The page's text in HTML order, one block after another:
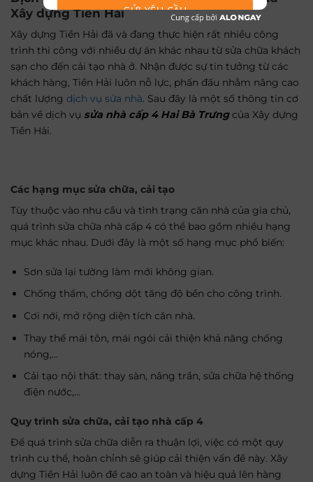
Xây dựng Tiền Hải
Xây dựng Tiền Hải đã và đang thực hiện rất nhiều công
trình thi công với nhiều dự án khác nhau từ sửa chữa khách
sạn cho đến cải tạo nhà ở. Nhận được sự tin tưởng từ các
khách hàng, Tiền Hải luôn nỗ lực, phấn đấu nhằm nâng cao
chất lượng dịch vụ sửa nhà. Sau đây là một số thông tin cơ
bản về dịch vụ sửa nhà cấp 4 Hai Bà Trưng của Xây dựng
Tiền Hải.
Các hạng mục sửa chữa, cải tạo
Tùy thuộc vào nhu cầu và tình trạng căn nhà của gia chủ,
quá trình sửa chữa nhà cấp 4 có thể bao gồm nhiều hạng
mục khác nhau. Dưới đây là một số hạng mục phổ biến:
Sơn sửa lại tường làm mới không gian.
Chống thấm, chống dột tăng độ bền cho công trình.
Cơi nới, mở rộng diện tích căn nhà.
Thay thế mái tôn, mái ngói cải thiện khả năng chống
nóng,…
Cải tạo nội thất: thay sàn, nâng trần, sửa chữa hệ thống
điện nước,…
Quy trình sửa chữa, cải tạo nhà cấp 4
Để quá trình sửa chữa diễn ra thuận lợi, việc có một quy
trình cụ thể, hoàn chỉnh sẽ giúp cải thiện vấn đề này. Xây
dựng Tiền Hải luôn đề cao an toàn và hiệu quả lên hàng
GỬI YÊU CẦU